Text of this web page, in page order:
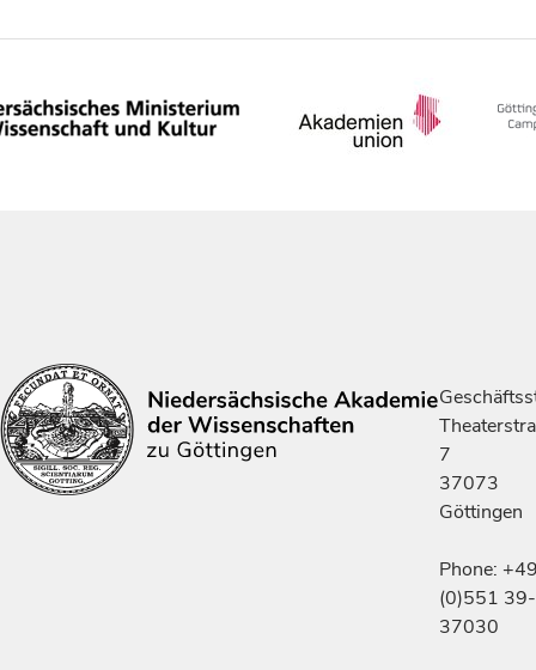
7
37073
Göttingen
Phone:
(0)551 39-
37030